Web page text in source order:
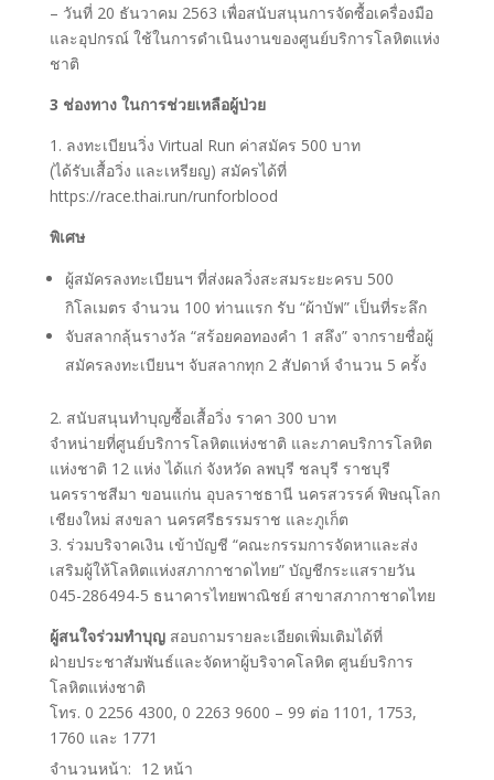
– วันที่ 20 ธันวาคม 2563 เพื่อสนับสนุนการจัดซื้อเครื่องมือ
และอุปกรณ์ ใช้ในการดำเนินงานของศูนย์บริการโลหิตแห่ง
ชาติ
3 ช่องทาง ในการช่วยเหลือผู้ป่วย
1. ลงทะเบียนวิ่ง Virtual Run ค่าสมัคร 500 บาท
(ได้รับเสื้อวิ่ง และเหรียญ) สมัครได้ที่
https://race.thai.run/runforblood
พิเศษ
ผู้สมัครลงทะเบียนฯ ที่ส่งผลวิ่งสะสมระยะครบ 500
กิโลเมตร จำนวน 100 ท่านแรก รับ “ผ้าบัฟ” เป็นที่ระลึก
จับสลากลุ้นรางวัล “สร้อยคอทองคำ 1 สลึง” จากรายชื่อผู้
สมัครลงทะเบียนฯ จับสลากทุก 2 สัปดาห์ จำนวน 5 ครั้ง
2. สนับสนุนทำบุญซื้อเสื้อวิ่ง ราคา 300 บาท
จำหน่ายที่ศูนย์บริการโลหิตแห่งชาติ และภาคบริการโลหิต
แห่งชาติ 12 แห่ง ได้แก่ จังหวัด ลพบุรี ชลบุรี ราชบุรี
นครราชสีมา ขอนแก่น อุบลราชธานี นครสวรรค์ พิษณุโลก
เชียงใหม่ สงขลา นครศรีธรรมราช และภูเก็ต
3. ร่วมบริจาคเงิน เข้าบัญชี “คณะกรรมการจัดหาและส่ง
เสริมผู้ให้โลหิตแห่งสภากาชาดไทย” บัญชีกระแสรายวัน
045-286494-5 ธนาคารไทยพาณิชย์ สาขาสภากาชาดไทย
ผู้สนใจร่วมทำบุญสอบถามรายละเอียดเพิ่มเติมได้ที่
ฝ่ายประชาสัมพันธ์และจัดหาผู้บริจาคโลหิต ศูนย์บริการ
โลหิตแห่งชาติ
โทร. 0 2256 4300, 0 2263 9600 – 99 ต่อ 1101, 1753,
1760 และ 1771
จำนวนหน้า: 12 หน้า